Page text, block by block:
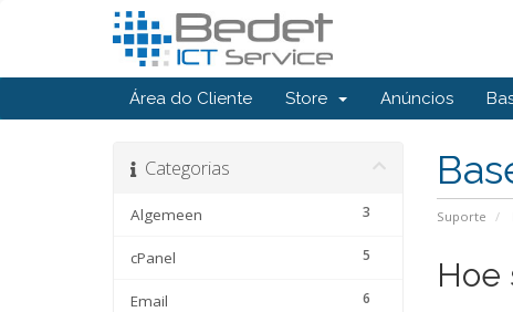
Área do Cliente Store Anúncios
Suporte
Categorias
3
Algemeen
5
cPanel
6
Email
Hoe